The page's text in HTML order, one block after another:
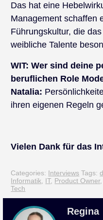
Das hat eine
Management schaffen
Führungskultur, die
weibliche Talente
WIT: Wer sind deine
beruflichen Role
Natalia:
ihren eigenen Regeln
Vielen Dank für das
Categories: Interviews Tags:
Informatik IT, Product Owner
Tech
Regina